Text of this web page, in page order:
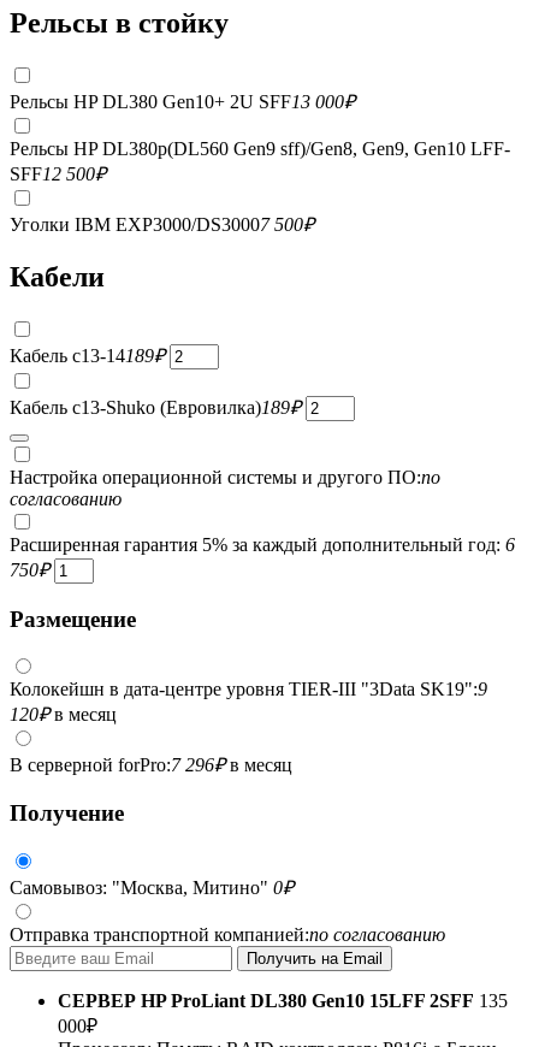
Рельсы в стойку
Рельсы HP DL380 Gen10+ 2U SFF13 000₽
Рельсы HP DL380p(DL560 Gen9 sff)/Gen8, Gen9, Gen10 LFF-
SFF12 500₽
Уголки IBM EXP3000/DS30007 500₽
Кабели
Кабель c13-14189₽
Кабель c13-Shuko (Евровилка)189₽
Настройка операционной системы и другого ПО:по
согласованию
Расширенная гарантия 5% за каждый дополнительный год: 6
750₽
Размещение
Колокейшн в дата-центре уровня TIER-III "3Data SK19":9
120₽в месяц
В серверной forPro:7 296₽в месяц
Получение
Самовывоз: "Москва, Митино" 0₽
Отправка транспортной компанией:по согласованию
СЕРВЕР HP ProLiant DL380 Gen10 15LFF 2SFF 135
000₽